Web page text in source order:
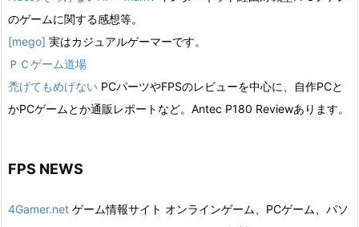
のゲームに関する感想等。
[mego] 実はカジュアルゲーマーです。
ＰＣゲーム道場
禿げてもめげない PCパーツやFPSのレビューを中心に、自作PCと
かPCゲームとか通販レポートなど。Antec P180 Reviewあります。
FPS NEWS
4Gamer.net ゲーム情報サイト オンラインゲーム、PCゲーム、パソ